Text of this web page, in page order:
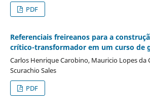
PDF
Referenciais freireanos para a
crítico-transformador em um curso de
Carlos Henrique Carobino, Mauricio Lopes da
Scurachio Sales
PDF